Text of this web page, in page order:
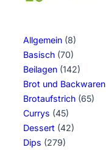
Allgemein (8)
Basisch (70)
Beilagen (142)
Brot und Backwaren
Brotaufstrich (65)
Currys (45)
Dessert (42)
Dips (279)